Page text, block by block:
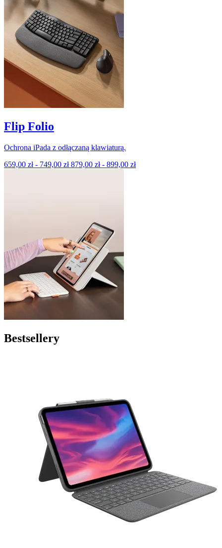
Flip Folio
Ochrona iPada z odłączaną klawiaturą.
659,00 zł- 749,00 zł 879,00 zł- 899,00 zł
Bestsellery